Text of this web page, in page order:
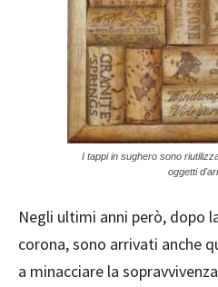
I tappi in sughero sono
oggetti
Negli ultimi anni però, dopo
corona, sono arrivati anche
a minacciare la